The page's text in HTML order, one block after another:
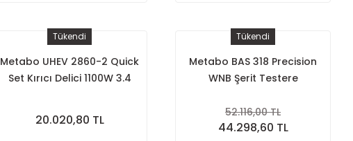
Tükendi
Metabo UHEV 2860-2 Quick
Set Kırıcı Delici 1100W 3.4
20.020,80 TL
Tükendi
Metabo BAS 318 Precision
WNB Şerit Testere
52.116,00 TL
44.298,60 TL